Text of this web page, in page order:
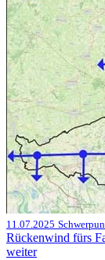
11.07.2025
Rückenwind fürs
weiter